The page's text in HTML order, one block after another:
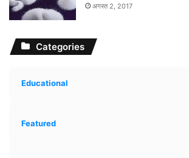
अगस्त 2, 2017
Categories
Educational
Featured